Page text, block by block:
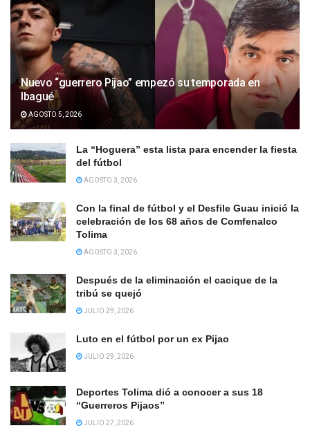
Nuevo “guerrero Pijao” empezó su temporada en
Ibagué
AGOSTO 5, 2026
La “Hoguera” esta lista para encender la fiesta
del fútbol
AGOSTO 3, 2026
Con la final de fútbol y el Desfile Guau inició la
celebración de los 68 años de Comfenalco
Tolima
AGOSTO 3, 2026
Después de la eliminación el cacique de la
tribú se quejó
JULIO 29, 2026
Luto en el fútbol por un ex Pijao
JULIO 29, 2026
Deportes Tolima dió a conocer a sus 18
“Guerreros Pijaos”
JULIO 27, 2026